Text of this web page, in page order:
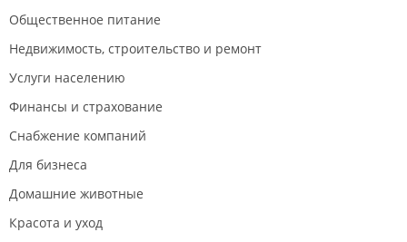
Общественное питание
Недвижимость, строительство и ремонт
Услуги населению
Финансы и страхование
Снабжение компаний
Для бизнеса
Домашние животные
Красота и уход